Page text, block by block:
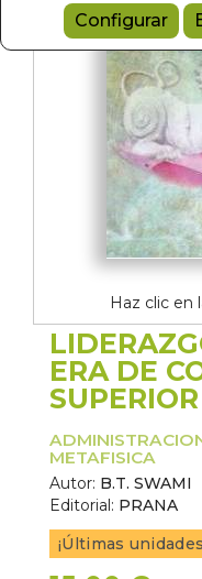
Configurar
Haz clic en
ERA DE
SUPERIOR
METAFISICA
Autor: B.T. SWAMI
Editorial: PRANA
¡Últimas